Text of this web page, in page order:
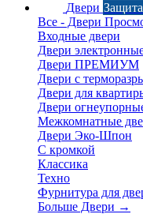
Двери Защита
Все - Двери
Входные двери
Двери
Двери ПРЕМИУМ
Двери с
Двери для
Двери
Межкомнатные
Двери Эко-Шпон
С кромкой
Классика
Техно
Фурнитура для
Больше Двери →